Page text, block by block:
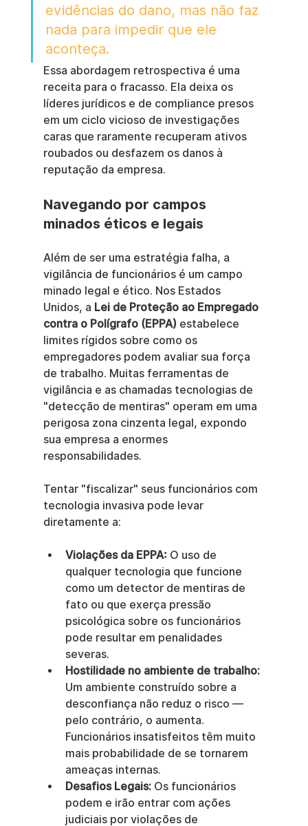
evidências do dano, mas não faz
nada para impedir que ele
aconteça.
Essa abordagem retrospectiva é uma
receita para o fracasso. Ela deixa os
líderes jurídicos e de compliance presos
em um ciclo vicioso de investigações
caras que raramente recuperam ativos
roubados ou desfazem os danos à
reputação da empresa.
Navegando por campos
minados éticos e legais
Além de ser uma estratégia falha, a
vigilância de funcionários é um campo
minado legal e ético. Nos Estados
Unidos, a Lei de Proteção ao Empregado
contra o Polígrafo (EPPA) estabelece
limites rígidos sobre como os
empregadores podem avaliar sua força
de trabalho. Muitas ferramentas de
vigilância e as chamadas tecnologias de
"detecção de mentiras" operam em uma
perigosa zona cinzenta legal, expondo
sua empresa a enormes
responsabilidades.
Tentar "fiscalizar" seus funcionários com
tecnologia invasiva pode levar
diretamente a:
Violações da EPPA: O uso de
qualquer tecnologia que funcione
como um detector de mentiras de
fato ou que exerça pressão
psicológica sobre os funcionários
pode resultar em penalidades
severas.
Hostilidade no ambiente de trabalho:
Um ambiente construído sobre a
desconfiança não reduz o risco —
pelo contrário, o aumenta.
Funcionários insatisfeitos têm muito
mais probabilidade de se tornarem
ameaças internas.
Desafios Legais: Os funcionários
podem e irão entrar com ações
judiciais por violações de